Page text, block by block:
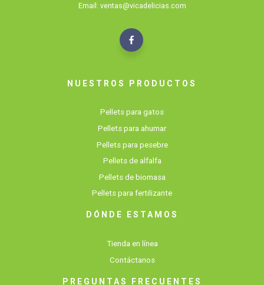
Email: ventas@vicadelicias.com
NUESTROS PRODUCTOS
Pellets para gatos
Pellets para ahumar
Pellets para pesebre
Pellets de alfalfa
Pellets de biomasa
Pellets para fertilizante
DÓNDE ESTAMOS
Tienda en línea
Contáctanos
PREGUNTAS FRECUENTES